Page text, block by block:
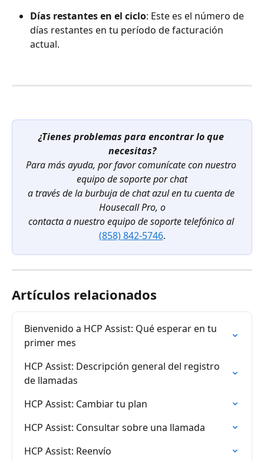
Días restantes en el ciclo: Este es el número de
días restantes en tu período de facturación
actual.
¿Tienes problemas para encontrar lo que
necesitas?
Para más ayuda, por favor comunícate con nuestro
equipo de soporte por chat
a través de la burbuja de chat azul en tu cuenta de
Housecall Pro, o
contacta a nuestro equipo de soporte telefónico al
(858) 842-5746.
Artículos relacionados
Bienvenido a HCP Assist: Qué esperar en tu
primer mes
HCP Assist: Descripción general del registro
de llamadas
HCP Assist: Cambiar tu plan
HCP Assist: Consultar sobre una llamada
HCP Assist: Reenvío